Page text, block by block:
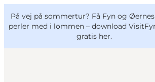
På vej på sommertur? Få Fyn og
perler med i lommen – download
gratis her.
VisitFyn
Deutsch